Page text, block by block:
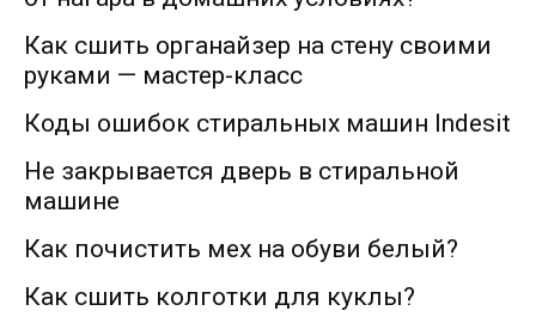
Как сшить органайзер на стену своими
руками — мастер-класс
Коды ошибок стиральных машин Indesit
Не закрывается дверь в стиральной
машине
Как почистить мех на обуви белый?
Как сшить колготки для куклы?